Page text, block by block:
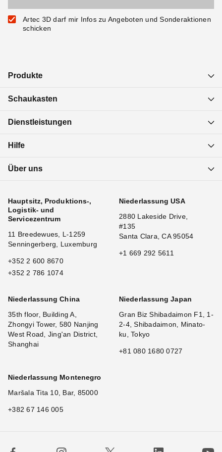
Artec 3D darf mir Infos zu Angeboten und Sonderaktionen
schicken
Produkte
Schaukasten
Dienstleistungen
Hilfe
Über uns
Hauptsitz, Produktions-,
Logistik- und
Servicezentrum
11 Breedewues, L-1259
Senningerberg, Luxemburg
+352 2 600 8670
+352 2 786 1074
Niederlassung USA
2880 Lakeside Drive,
#135
Santa Clara, CA 95054
+1 669 292 5611
Niederlassung China
35th floor, Building A,
Zhongyi Tower, 580 Nanjing
West Road, Jing'an District,
Shanghai
Niederlassung Japan
Gran Biz Shibadaimon F1, 1-
2-4, Shibadaimon, Minato-
ku, Tokyo
+81 080 1680 0727
Niederlassung Montenegro
Maršala Tita 10, Bar, 85000
+382 67 146 005